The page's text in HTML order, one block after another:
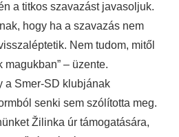
a titkos szavazást javasoljuk.
hogy ha a szavazás nem
Nem tudom, mitől
– üzente.
a Smer-SD klubjának
senki sem szólította meg.
Žilinka úr támogatására,